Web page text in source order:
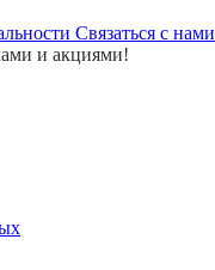
Связаться с нами
и акциями!